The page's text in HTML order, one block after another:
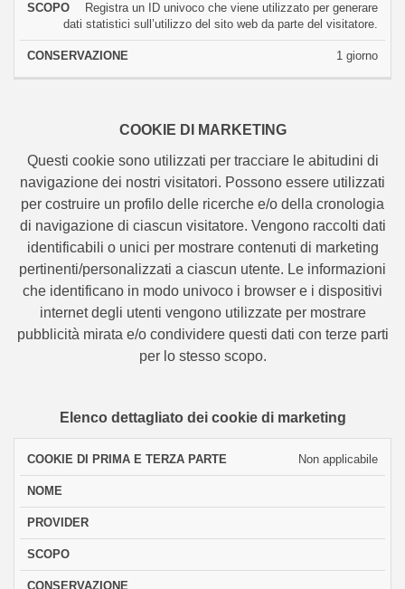
Registra un ID univoco che viene utilizzato per generare
dati statistici sull’utilizzo del sito web da parte del visitatore.
1 giorno
COOKIE DI MARKETING
Questi cookie sono utilizzati per tracciare le abitudini di
navigazione dei nostri visitatori. Possono essere utilizzati
per costruire un profilo delle ricerche e/o della cronologia
di navigazione di ciascun visitatore. Vengono raccolti dati
identificabili o unici per mostrare contenuti di marketing
pertinenti/personalizzati a ciascun utente. Le informazioni
che identificano in modo univoco i browser e i dispositivi
internet degli utenti vengono utilizzate per mostrare
pubblicità mirata e/o condividere questi dati con terze parti
per lo stesso scopo.
Elenco dettagliato dei cookie di marketing
COOKIE
DI
PRIMA
E
TERZA
Non applicabile